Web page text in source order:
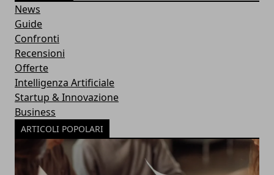
News
Guide
Confronti
Recensioni
Offerte
Intelligenza Artificiale
Startup & Innovazione
Business
ARTICOLI POPOLARI